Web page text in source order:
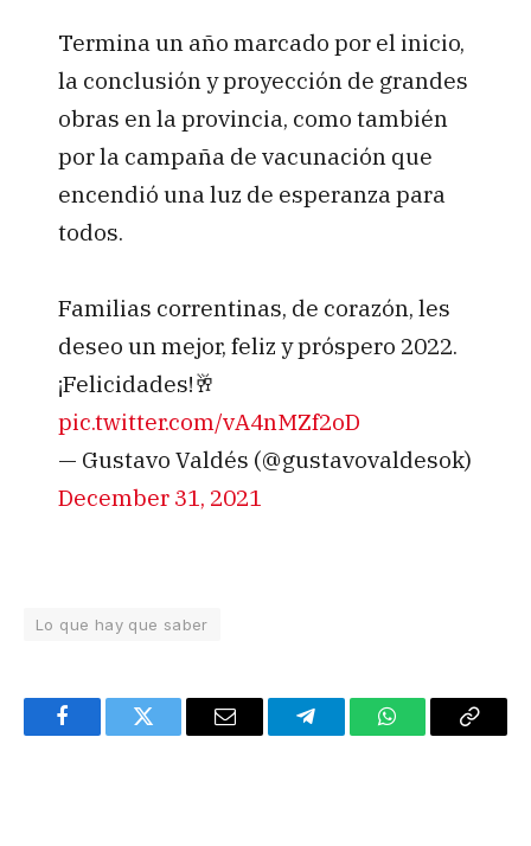
Termina un año marcado por el inicio,
la conclusión y proyección de grandes
obras en la provincia, como también
por la campaña de vacunación que
encendió una luz de esperanza para
todos.
Familias correntinas, de corazón, les
deseo un mejor, feliz y próspero 2022.
¡Felicidades!🥂
pic.twitter.com/vA4nMZf2oD
— Gustavo Valdés (@gustavovaldesok)
December 31, 2021
Lo que hay que saber
FacebookTwitter Email TelegramWhatsAppCopy